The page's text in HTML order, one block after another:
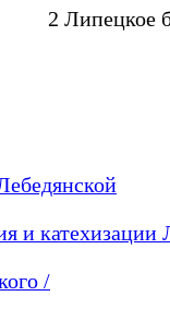
2 Липецкое